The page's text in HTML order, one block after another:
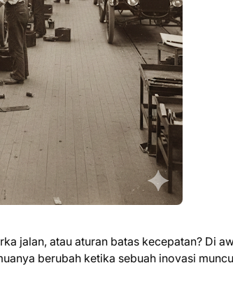
jalan, atau aturan batas kecepatan? Di
berubah ketika sebuah inovasi